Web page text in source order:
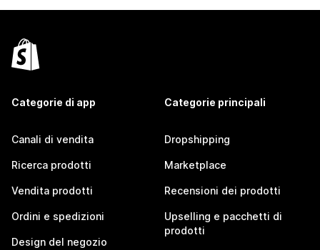
Categorie di app
Canali di vendita
Ricerca prodotti
Vendita prodotti
Ordini e spedizioni
Design del negozio
Categorie principali
Dropshipping
Marketplace
Recensioni dei prodotti
Upselling e pacchetti di
prodotti